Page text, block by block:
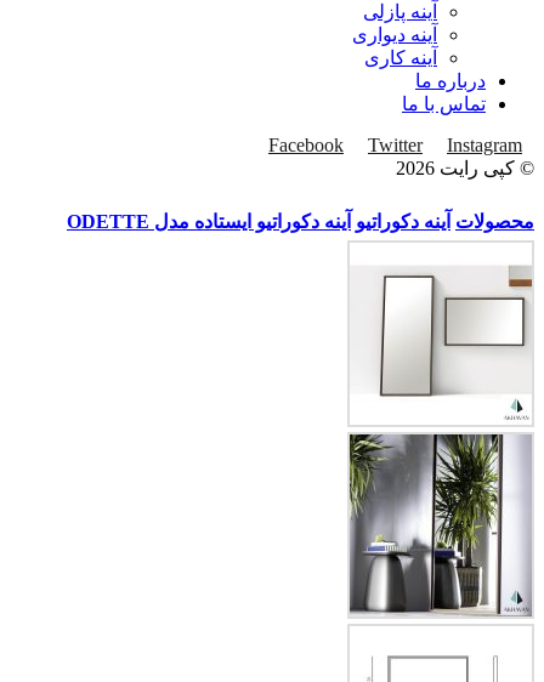
آینه پازلی
آینه دیواری
آینه کاری
درباره ما
تماس با ما
Facebook
Twitter
Instagram
© کپی رایت 2026
محصولات آینه دکوراتیو آینه دکوراتیو ایستاده مدل ODETTE